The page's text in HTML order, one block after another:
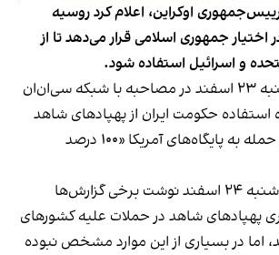
اوکراین، اعلام کرد ‫روسیه
اختیار جمهوری اسلامی قرار می‌دهد تا از
و اسرائیل استفاده شود.
زلنسکی شامگاه شنبه ۲۳ اسفند در مصاحبه با شبکه سی‌ان‌ان
استفاده حکومت ایران از پهپادهای شاهد
ساخت روسیه برای حمله به پایگاه‌های آمریکا «۱۰۰ درصد
‫خبرگزاری رویترز یک‌شنبه ۲۴ اسفند نوشت برخی گزارش‌ها
پهپادهای شاهد در حملات علیه کشورهای
اما در بسیاری از این موارد مشخص نبوده